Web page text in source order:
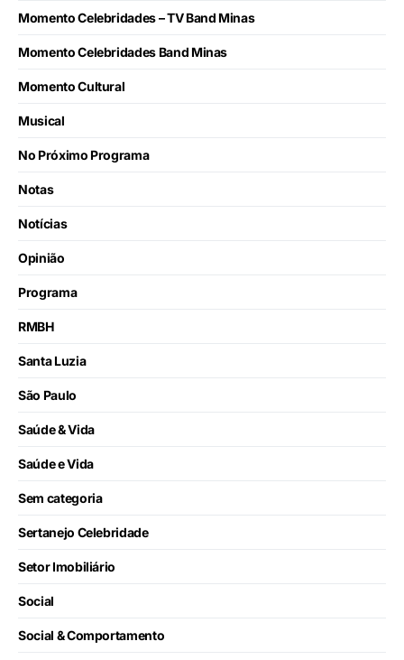
Momento Celebridades – TV Band Minas
Momento Celebridades Band Minas
Momento Cultural
Musical
No Próximo Programa
Notas
Notícias
Opinião
Programa
RMBH
Santa Luzia
São Paulo
Saúde & Vida
Saúde e Vida
Sem categoria
Sertanejo Celebridade
Setor Imobiliário
Social
Social & Comportamento